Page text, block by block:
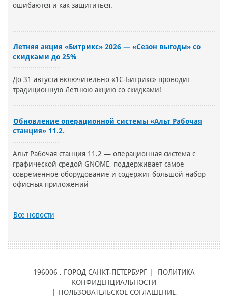
ошибаются и как защититься.
Летняя акция «Битрикс» 2026 — «Сезон выгоды» со
скидками до 25%
До 31 августа включительно «1С-Битрикс» проводит
традиционную Летнюю акцию со скидками!
Обновление операционной системы «Альт Рабочая
станция» 11.2.
Альт Рабочая станция 11.2 — операционная система с
графической средой GNOME, поддерживает самое
современное оборудование и содержит большой набор
офисных приложений
Все новости
196006 , ГОРОД САНКТ-ПЕТЕРБУРГ |
ПОЛИТИКА
КОНФИДЕНЦИАЛЬНОСТИ
ПОЛЬЗОВАТЕЛЬСКОЕ СОГЛАШЕНИЕ,